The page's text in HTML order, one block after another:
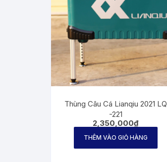
Thùng Câu Cá Lianqiu 2021 LQ
-221
2,350,000₫
THÊM VÀO GIỎ HÀNG